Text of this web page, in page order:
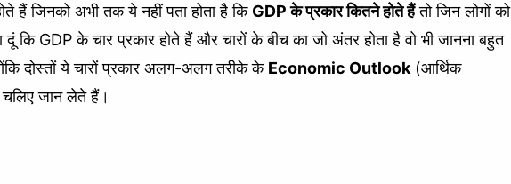
हैं जिनको अभी तक ये नहीं पता होता है कि GDP के प्रकार कितने होते हैंतो जिन लोगों को
दूं कि GDP के चार प्रकार होते हैं और चारों के बीच का जो अंतर होता है वो भी जानना बहुत
दोस्तों ये चारों प्रकार अलग-अलग तरीके के Economic Outlook (आर्थिक
चलिए जान लेते हैं।